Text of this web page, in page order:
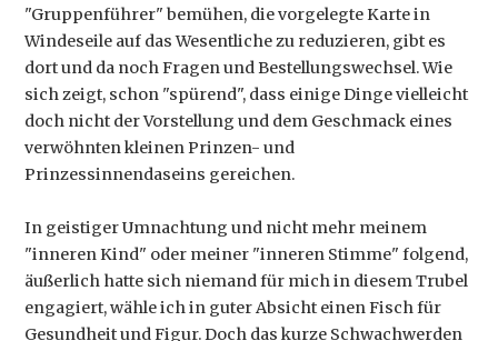
"Gruppenführer" bemühen, die vorgelegte Karte in
Windeseile auf das Wesentliche zu reduzieren, gibt es
dort und da noch Fragen und Bestellungswechsel. Wie
sich zeigt, schon "spürend", dass einige Dinge vielleicht
doch nicht der Vorstellung und dem Geschmack eines
verwöhnten kleinen Prinzen- und
Prinzessinnendaseins gereichen.
In geistiger Umnachtung und nicht mehr meinem
"inneren Kind" oder meiner "inneren Stimme" folgend,
äußerlich hatte sich niemand für mich in diesem Trubel
engagiert, wähle ich in guter Absicht einen Fisch für
Gesundheit und Figur. Doch das kurze Schwachwerden